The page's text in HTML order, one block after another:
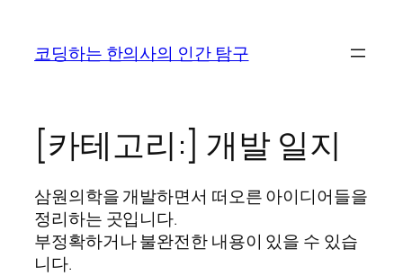
코딩하는 한의사의 인간 탐구
[카테고리:] 개발 일지
삼원의학을 개발하면서 떠오른 아이디어들을
정리하는 곳입니다.
부정확하거나 불완전한 내용이 있을 수 있습
니다.